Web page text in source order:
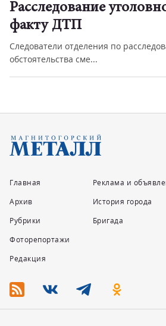
Расследование
факту ДТП
Следователи отделения по
обстоятельства сме...
Главная
Архив
Рубрики
Фоторепортажи
Редакция
Реклама и
История города
Бригада